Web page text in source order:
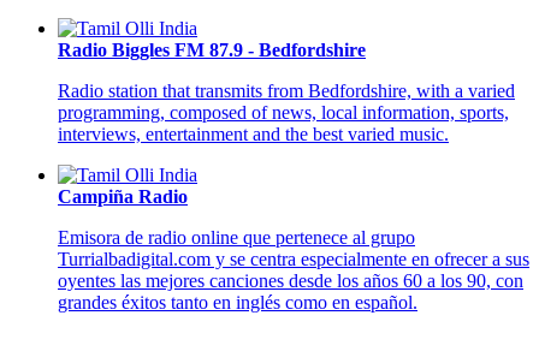
Radio Biggles FM 87.9 - Bedfordshire
Radio station that transmits from Bedfordshire, with a varied
programming, composed of news, local information, sports,
interviews, entertainment and the best varied music.
Campiña Radio
Emisora de radio online que pertenece al grupo
Turrialbadigital.com y se centra especialmente en ofrecer a sus
oyentes las mejores canciones desde los años 60 a los 90, con
grandes éxitos tanto en inglés como en español.